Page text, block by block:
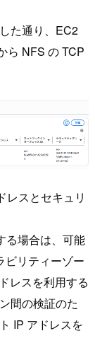
た通り、EC2
ら NFS の TCP
レスとセキュリ
る場合は、可能
ビリティーゾー
レスを利用する
間の検証のた
IP アドレスを